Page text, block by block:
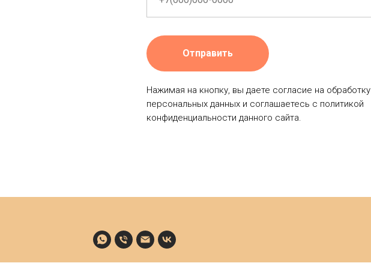
Отправить
Нажимая на кнопку, вы даете согласие на обработку
персональных данных и соглашаетесь c политикой
конфиденциальности данного сайта.